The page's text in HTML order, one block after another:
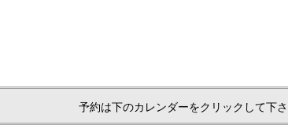
予約は下のカレンダーをクリックして下